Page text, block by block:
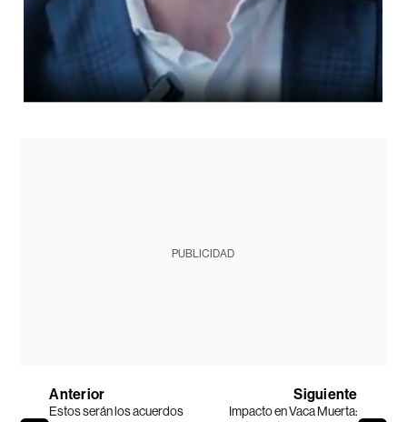
PUBLICIDAD
Anterior
Estos serán los acuerdos
Siguiente
Impacto en Vaca Muerta: